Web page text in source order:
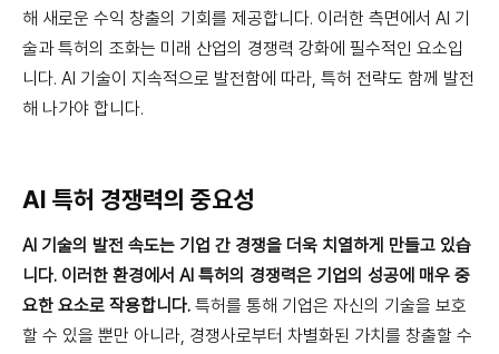
해 새로운 수익 창출의 기회를 제공합니다. 이러한 측면에서 AI 기
술과 특허의 조화는 미래 산업의 경쟁력 강화에 필수적인 요소입
니다. AI 기술이 지속적으로 발전함에 따라, 특허 전략도 함께 발전
해 나가야 합니다.
AI 특허 경쟁력의 중요성
AI 기술의 발전 속도는 기업 간 경쟁을 더욱 치열하게 만들고 있습
니다. 이러한 환경에서 AI 특허의 경쟁력은 기업의 성공에 매우 중
요한 요소로 작용합니다. 특허를 통해 기업은 자신의 기술을 보호
할 수 있을 뿐만 아니라, 경쟁사로부터 차별화된 가치를 창출할 수